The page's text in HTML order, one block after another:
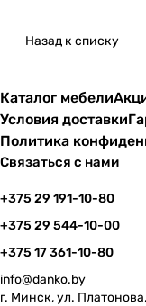
Назад к списку
Каталог мебели
Условия доставки
Политика
Связаться с нами
+375 29 191-10-80
+375 29 544-10-00
+375 17 361-10-80
info@danko.by
г. Минск, ул.